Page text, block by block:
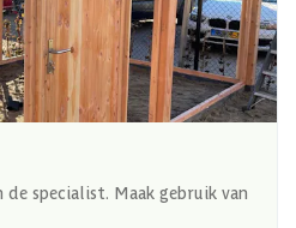
de specialist. Maak gebruik van